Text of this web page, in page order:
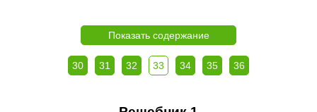
Показать содержание
30 31 32 33 34 35 36